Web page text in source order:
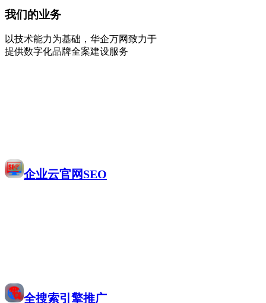
我们的业务
以技术能力为基础，华企万网致力于
提供数字化品牌全案建设服务
企业云官网SEO
全搜索引擎推广